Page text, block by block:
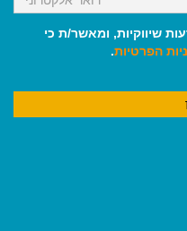
שיווקיות, ומאשר/ת כי
הפרטיות.